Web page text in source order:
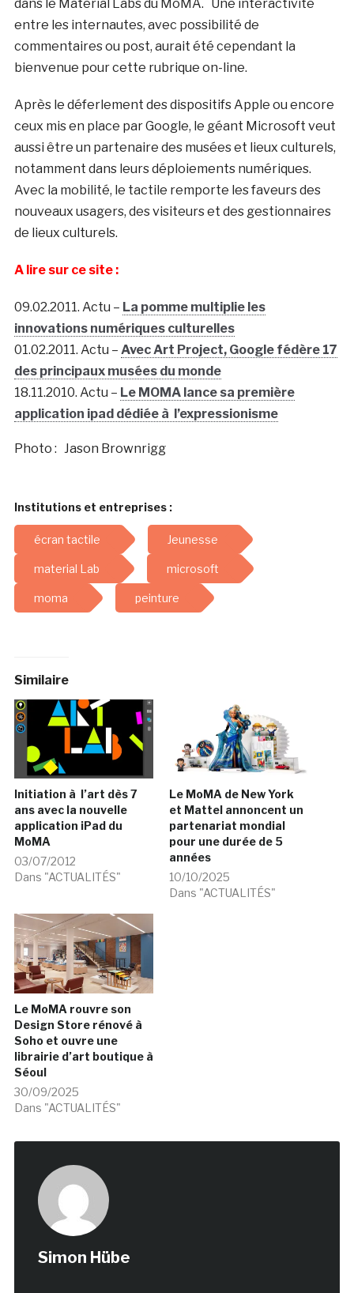
dans le Material Labs du MoMA. Une interactivité
entre les internautes, avec possibilité de
commentaires ou post, aurait été cependant la
bienvenue pour cette rubrique on-line.
Après le déferlement des dispositifs Apple ou encore
ceux mis en place par Google, le géant Microsoft veut
aussi être un partenaire des musées et lieux culturels,
notamment dans leurs déploiements numériques.
Avec la mobilité, le tactile remporte les faveurs des
nouveaux usagers, des visiteurs et des gestionnaires
de lieux culturels.
A lire sur ce site :
09.02.2011. Actu – La pomme multiplie les
innovations numériques culturelles
01.02.2011. Actu – Avec Art Project, Google fédère 17
des principaux musées du monde
18.11.2010. Actu – Le MOMA lance sa première
application ipad dédiée à l’expressionisme
Photo : Jason Brownrigg
Institutions et entreprises :
écran tactile Jeunesse
material Lab microsoft
moma peinture
Similaire
Initiation à l’art dès 7
ans avec la nouvelle
application iPad du
MoMA
03/07/2012
Dans "ACTUALITÉS"
Le MoMA de New York
et Mattel annoncent un
partenariat mondial
pour une durée de 5
années
10/10/2025
Dans "ACTUALITÉS"
Le MoMA rouvre son
Design Store rénové à
Soho et ouvre une
librairie d’art boutique à
Séoul
30/09/2025
Dans "ACTUALITÉS"
Simon Hübe